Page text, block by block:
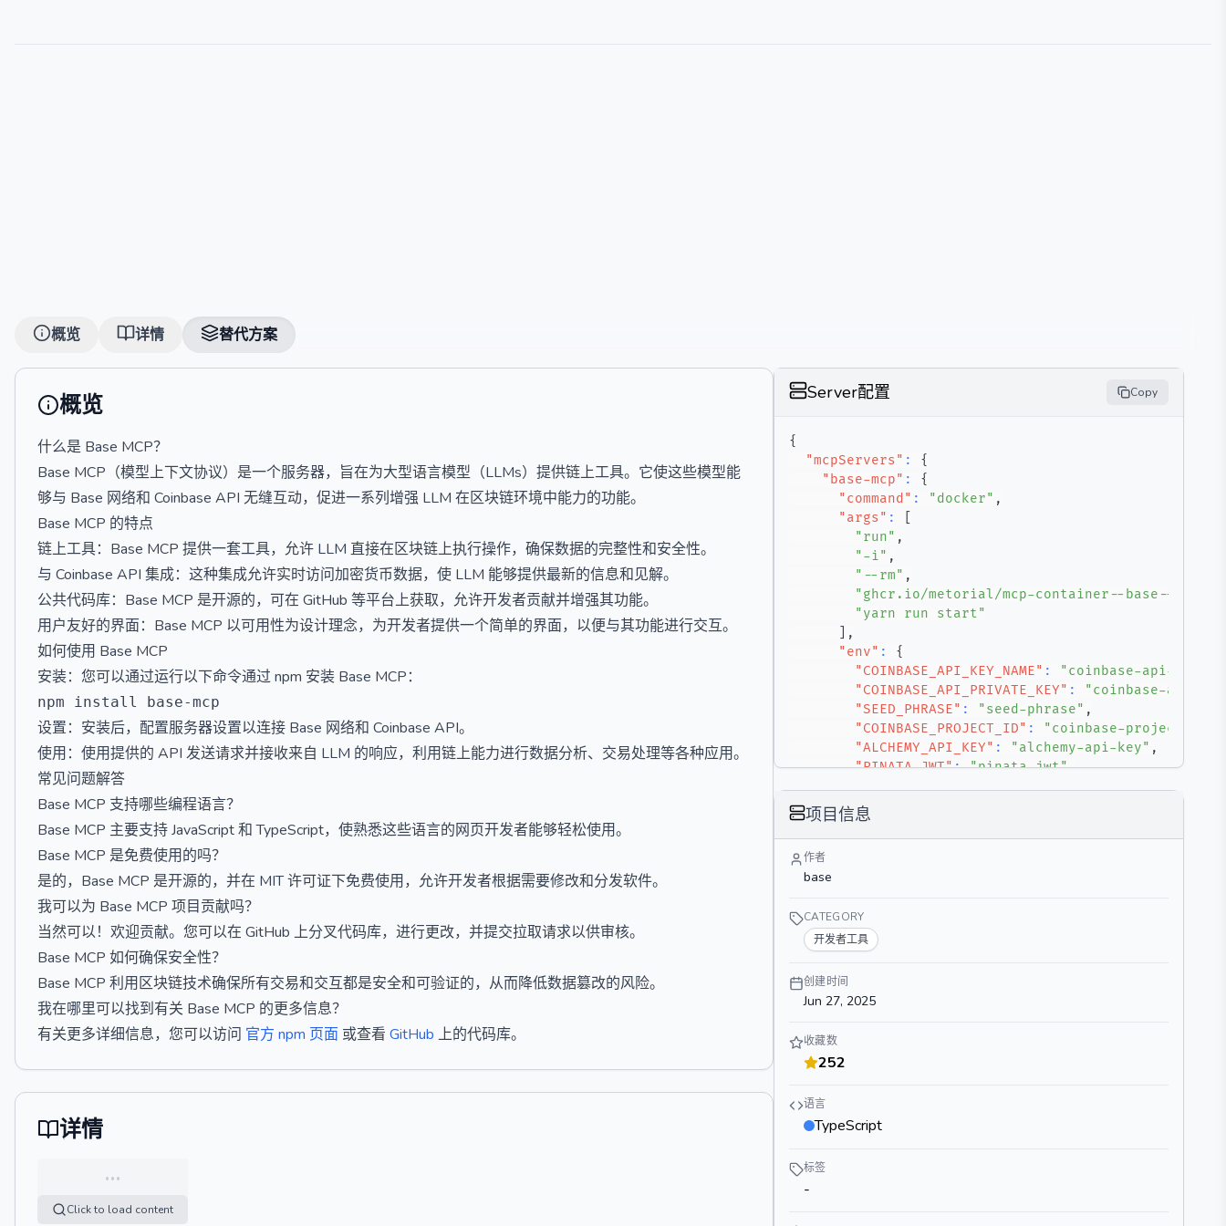
概览 详情 替代方案
概览
什么是 Base MCP？
Base MCP（模型上下文协议）是一个服务器，旨在为大型语言模型（LLMs）提供链上工具。它使这些模型能
够与 Base 网络和 Coinbase API 无缝互动，促进一系列增强 LLM 在区块链环境中能力的功能。
Base MCP 的特点
链上工具：Base MCP 提供一套工具，允许 LLM 直接在区块链上执行操作，确保数据的完整性和安全性。
与 Coinbase API 集成：这种集成允许实时访问加密货币数据，使 LLM 能够提供最新的信息和见解。
公共代码库：Base MCP 是开源的，可在 GitHub 等平台上获取，允许开发者贡献并增强其功能。
用户友好的界面：Base MCP 以可用性为设计理念，为开发者提供一个简单的界面，以便与其功能进行交互。
如何使用 Base MCP
安装：您可以通过运行以下命令通过 npm 安装 Base MCP：
设置：安装后，配置服务器设置以连接 Base 网络和 Coinbase API。
使用：使用提供的 API 发送请求并接收来自 LLM 的响应，利用链上能力进行数据分析、交易处理等各种应用。
常见问题解答
Base MCP 支持哪些编程语言？
Base MCP 主要支持 JavaScript 和 TypeScript，使熟悉这些语言的网页开发者能够轻松使用。
Base MCP 是免费使用的吗？
是的，Base MCP 是开源的，并在 MIT 许可证下免费使用，允许开发者根据需要修改和分发软件。
我可以为 Base MCP 项目贡献吗？
当然可以！欢迎贡献。您可以在 GitHub 上分叉代码库，进行更改，并提交拉取请求以供审核。
Base MCP 如何确保安全性？
Base MCP 利用区块链技术确保所有交易和交互都是安全和可验证的，从而降低数据篡改的风险。
我在哪里可以找到有关 Base MCP 的更多信息？
有关更多详细信息，您可以访问 官方 npm 页面 或查看 GitHub 上的代码库。
详情
…
Click to load content
Server配置 Copy
{
"mcpServers" :
{
"base-mcp" :
{
"command" : "docker" ,
"args" :
"run" ,
"-i" ,
"--rm" ,
"ghcr.io/metorial/mcp-container--base--base-
"yarn run start"
,
"env" :
{
"COINBASE_API_KEY_NAME" :
"coinbase-api-key-
"COINBASE_API_PRIVATE_KEY" :
"coinbase-api-
"SEED_PHRASE" : "seed-phrase" ,
"COINBASE_PROJECT_ID" : "coinbase-project-id"
"ALCHEMY_API_KEY" : "alchemy-api-key" ,
"PINATA_JWT": "pinata-jwt",
"CHAIN_ID"
}
}
}
项目信息
作者
base
CATEGORY
开发者工具
创建时间
Jun 27, 2025
收藏数
252
语言
TypeScript
标签
-